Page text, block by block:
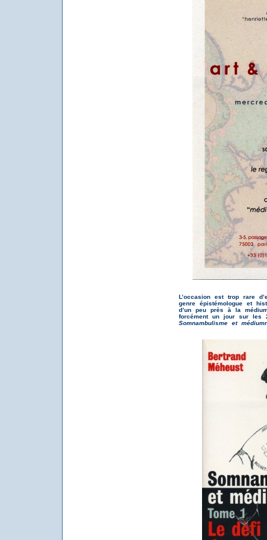
L’occasion est trop rare
genre épistémologue et
d’un peu près à la
forcément un jour sur les
Somnambulisme et